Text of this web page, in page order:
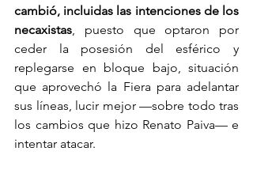
cambió, incluidas las intenciones de los
necaxistas, puesto que optaron por
ceder la posesión del esférico y
replegarse en bloque bajo, situación
que aprovechó la Fiera para adelantar
sus líneas, lucir mejor —sobre todo tras
los cambios que hizo Renato Paiva— e
intentar atacar.